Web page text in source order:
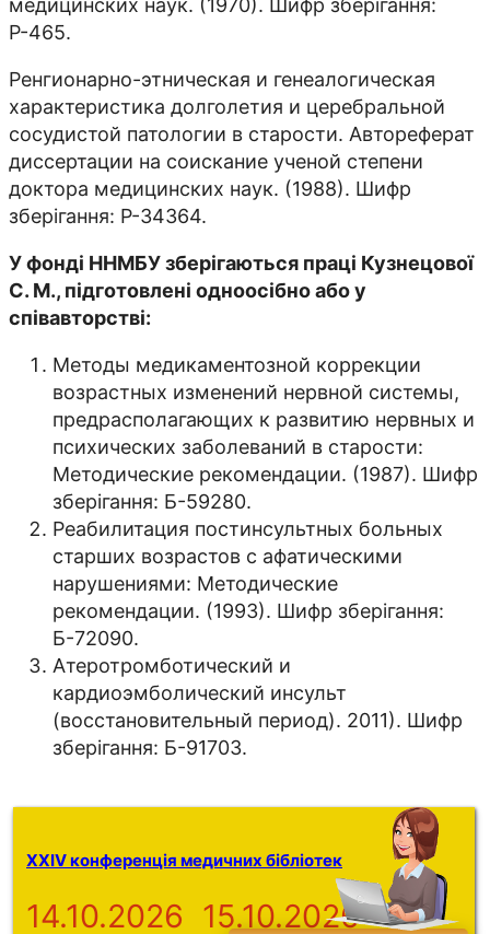
Р-465.
Ренгионарно-этническая и генеалогическая
характеристика долголетия и церебральной
сосудистой патологии в старости. Автореферат
диссертации на соискание ученой степени
доктора медицинских наук. (1988). Шифр
зберігання: Р-34364.
У фонді ННМБУ зберігаються праці Кузнецової
С. М., підготовлені одноосібно або у
співавторстві:
Методы медикаментозной коррекции
возрастных изменений нервной системы,
предрасполагающих к развитию нервных и
психических заболеваний в старости:
Методические рекомендации. (1987). Шифр
зберігання: Б-59280.
Реабилитация постинсультных больных
старших возрастов с афатическими
нарушениями: Методические
рекомендации. (1993). Шифр зберігання:
Б-72090.
Атеротромботический и
кардиоэмболический инсульт
(восстановительный период). 2011). Шифр
зберігання: Б-91703.
XXIV конференція медичних бібліотек
14.10.2026 15.10.2026